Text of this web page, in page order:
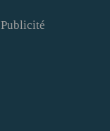
Publicité